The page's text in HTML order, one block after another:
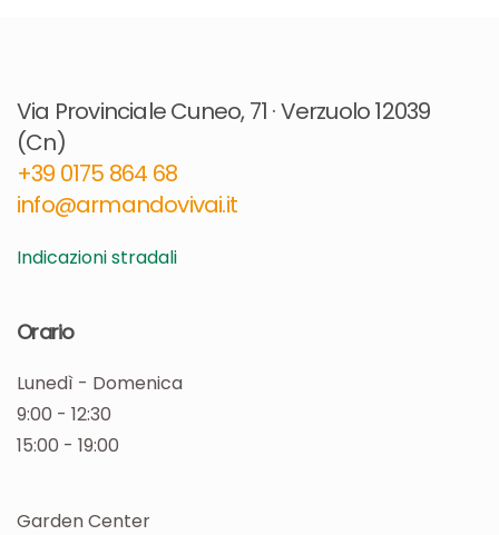
Via Provinciale Cuneo, 71 · Verzuolo 12039
(Cn)
+39 0175 864 68​
info@armandovivai.it
Indicazioni stradali
Orario
Lunedì - Domenica
9:00 - 12:30
15:00 - 19:00
Garden Center